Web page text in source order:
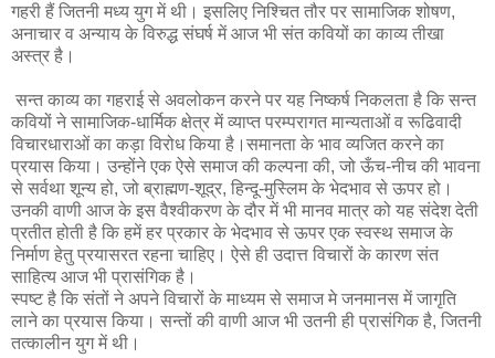
गहरी हैं जितनी मध्य युग में थी। इसलिए निश्चित तौर पर सामाजिक शोषण,
अनाचार व अन्याय के विरुद्ध संघर्ष में आज भी संत कवियों का काव्य तीखा
अस्त्र है।
सन्त काव्य का गहराई से अवलोकन करने पर यह निष्कर्ष निकलता है कि सन्त
कवियों ने सामाजिक-धार्मिक क्षेत्र में व्याप्त परम्परागत मान्यताओं व रूढिवादी
विचारधाराओं का कड़ा विरोध किया है।समानता के भाव व्यजित करने का
प्रयास किया। उन्होंने एक ऐसे समाज की कल्पना की, जो ऊँच-नीच की भावना
से सर्वथा शून्य हो, जो ब्राह्मण-शूद्र, हिन्दू-मुस्लिम के भेदभाव से ऊपर हो।
उनकी वाणी आज के इस वैश्वीकरण के दौर में भी मानव मात्र को यह संदेश देती
प्रतीत होती है कि हमें हर प्रकार के भेदभाव से ऊपर एक स्वस्थ समाज के
निर्माण हेतु प्रयासरत रहना चाहिए। ऐसे ही उदात्त विचारों के कारण संत
साहित्य आज भी प्रासंगिक है।
स्पष्ट है कि संतों ने अपने विचारों के माध्यम से समाज मे जनमानस में जागृति
लाने का प्रयास किया। सन्तों की वाणी आज भी उतनी ही प्रासंगिक है, जितनी
तत्कालीन युग में थी।